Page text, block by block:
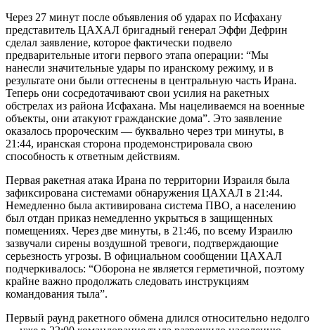
Через 27 минут после объявления об ударах по Исфахану
представитель ЦАХАЛ бригадный генерал Эффи Дефрин
сделал заявление, которое фактически подвело
предварительные итоги первого этапа операции: “Мы
нанесли значительные удары по иранскому режиму, и в
результате они были оттеснены в центральную часть Ирана.
Теперь они сосредотачивают свои усилия на ракетных
обстрелах из района Исфахана. Мы нацеливаемся на военные
объекты, они атакуют гражданские дома”. Это заявление
оказалось пророческим — буквально через три минуты, в
21:44, иранская сторона продемонстрировала свою
способность к ответным действиям.
Первая ракетная атака Ирана по территории Израиля была
зафиксирована системами обнаружения ЦАХАЛ в 21:44.
Немедленно была активирована система ПВО, а населению
был отдан приказ немедленно укрыться в защищенных
помещениях. Через две минуты, в 21:46, по всему Израилю
зазвучали сирены воздушной тревоги, подтверждающие
серьезность угрозы. В официальном сообщении ЦАХАЛ
подчеркивалось: “Оборона не является герметичной, поэтому
крайне важно продолжать следовать инструкциям
командования тыла”.
Первый раунд ракетного обмена длился относительно недолго